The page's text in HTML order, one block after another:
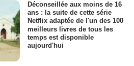
Déconseillée aux moins de 16
ans : la suite de cette série
Netflix adaptée de l'un des 100
meilleurs livres de tous les
temps est disponible
aujourd'hui